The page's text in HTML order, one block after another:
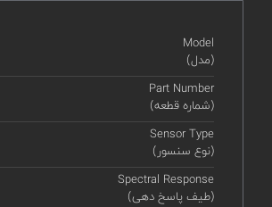
Model
(مدل)
Part Number
(شماره قطعه)
Sensor Type
(نوع سنسور)
Spectral Response
(طیف پاسخ دهی)